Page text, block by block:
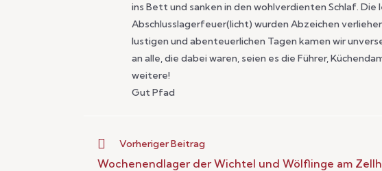
ins Bett und sanken in den wohlverdienten Schlaf.
Abschlusslagerfeuer(licht) wurden Abzeichen
lustigen und abenteuerlichen Tagen kamen wir
an alle, die dabei waren, seien es die Führer,
weitere!
Gut Pfad
Vorheriger Beitrag
Wochenendlager der Wichtel und Wölflinge am